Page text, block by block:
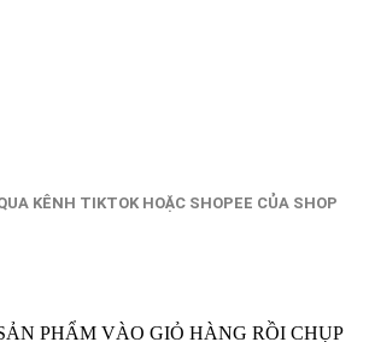
KÊNH TIKTOK HOẶC SHOPEE CỦA SHOP
PHẨM VÀO GIỎ HÀNG RỒI CHỤP